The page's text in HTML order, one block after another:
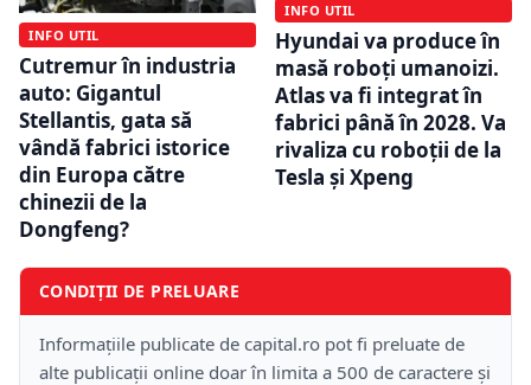
INFO UTIL
Cutremur în industria
auto: Gigantul
Stellantis, gata să
vândă fabrici istorice
din Europa către
chinezii de la
Dongfeng?
INFO UTIL
Hyundai va produce în
masă roboți umanoizi.
Atlas va fi integrat în
fabrici până în 2028. Va
rivaliza cu roboții de la
Tesla și Xpeng
CONDIȚII DE PRELUARE
Informațiile publicate de capital.ro pot fi preluate de
alte publicații online doar în limita a 500 de caractere și